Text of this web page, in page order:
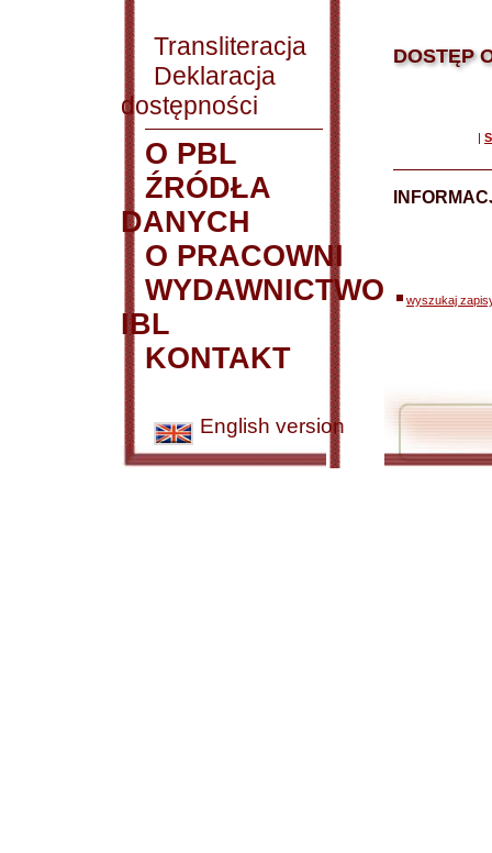
Transliteracja
Deklaracja
dostępności
O PBL
ŹRÓDŁA
DANYCH
O PRACOWNI
WYDAWNICTWO
IBL
KONTAKT
English version
DOSTĘP
|
wyszukaj